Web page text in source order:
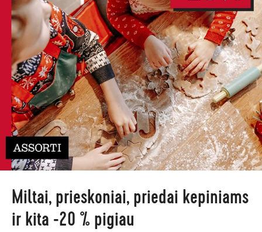
Miltai, prieskoniai, priedai kepiniams
ir kita -20 % pigiau